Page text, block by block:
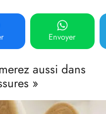
Envoyer
aussi dans
»